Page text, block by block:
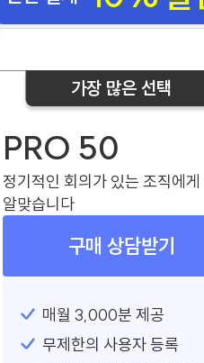
가장 많은 선택
PRO 50
정기적인 회의가 있는 조직에게
알맞습니다
구매 상담받기
매월 3,000분 제공
무제한의 사용자 등록